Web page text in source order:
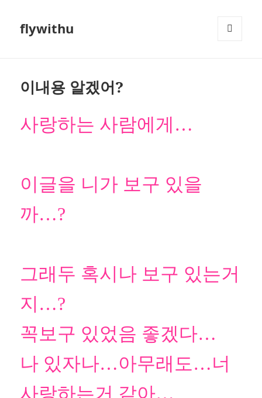
flywithu
이내용 알겠어?
사랑하는 사람에게…
이글을 니가 보구 있을
까…?
그래두 혹시나 보구 있는거
지…?
꼭보구 있었음 좋겠다…
나 있자나…아무래도…너
사랑하는거 같아…